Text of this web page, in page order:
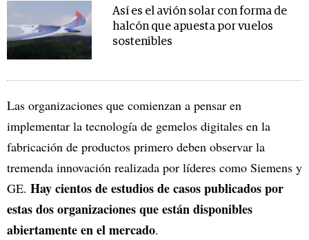
Así es el avión solar con forma de
halcón que apuesta por vuelos
sostenibles
Las organizaciones que comienzan a pensar en
implementar la tecnología de gemelos digitales en la
fabricación de productos primero deben observar la
tremenda innovación realizada por líderes como Siemens y
GE. Hay cientos de estudios de casos publicados por
estas dos organizaciones que están disponibles
abiertamente en el mercado.